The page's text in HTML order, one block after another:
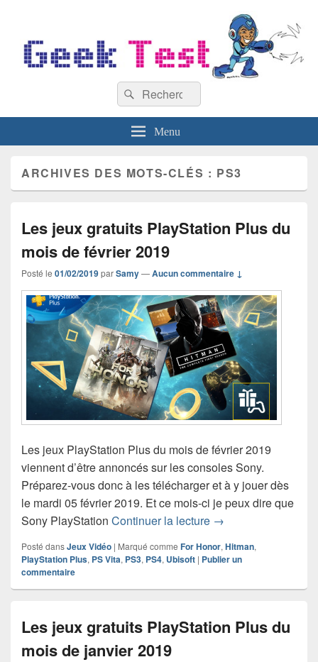
Recherche :
Rechercher
Menu
ARCHIVES DES MOTS-CLÉS : PS3
Les jeux gratuits PlayStation Plus du
mois de février 2019
Posté le 01/02/2019parSamy—Aucun commentaire ↓
Les jeux PlayStation Plus du mois de février 2019
viennent d’être annoncés sur les consoles Sony.
Préparez-vous donc à les télécharger et à y jouer dès
le mardi 05 février 2019. Et ce mois-ci je peux dire que
Sony PlayStation Continuer la lecture Les jeux gratuits
→
Posté dansJeux Vidéo | Marqué comme For Honor, Hitman,
PlayStation Plus, PS Vita, PS3, PS4, Ubisoft | Publier un
commentaire
Les jeux gratuits PlayStation Plus du
mois de janvier 2019